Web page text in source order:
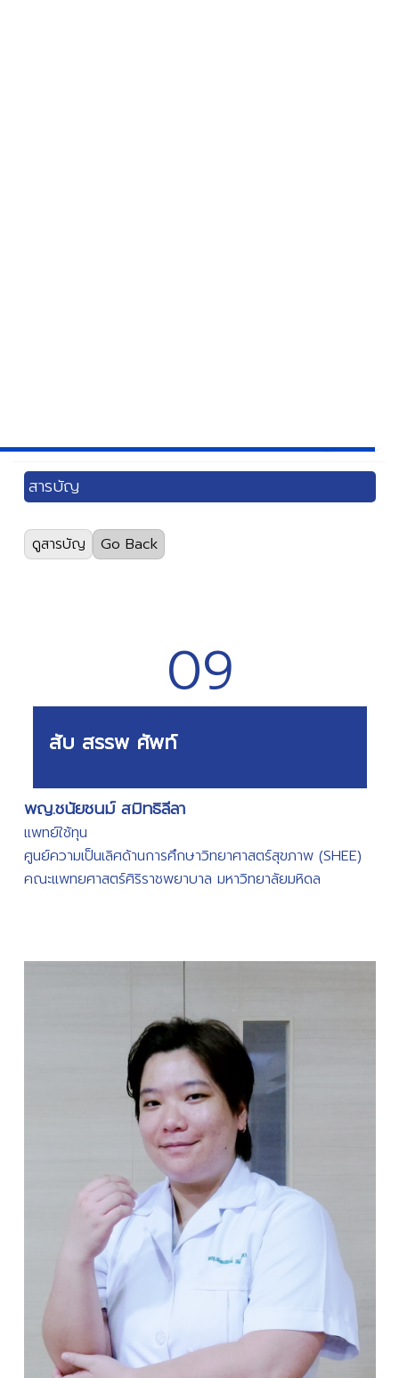
สารบัญ
ดูสารบัญ
Go Back
02) Teaching Health Systems Science and
Systems Thinking for Complex Problem-Solving
(805 views)
แพทย์ให้เป็นผู้สร้างการเปลี่ยนแปลง และวิธีการจัดการเรียน
04) Teaching Health Systems Science (HSS) in
Postgraduate Education
05) Assessment of Health Systems Science
Competencies in Medical Schools (522 views)
07) Students’ voice: Students' Perspectives on
08) เชิด - ชู: บทสัมภาษณ์ผู้ได้รับรางวัลทุนเจ้าพระยาพระ
เสด็จสุเรนทราธิบดี ประจำปี 2566 (293 views)
09) สับ สรรพ ศัพท์: ระบบนิเวศของการดูแลสุขภาพ, การ
ดูแลรักษาแบบเน้นคุณค่า, สุขภาพประชากร, และวิธีคิดเชิง
(863 views)
10) Educational movement: Health Systems
Science Education in Thai Health Science
Schools (392 views)
11) SHEE sharing: แพทย์ยุคใหม่กับแนวคิดพลเมืองของ
ระบบสุขภาพ (404 views)
12) SHEE Research - Considering the Belmont
Report in Health Science Education Research
(2): Justice(377 views)
09
สับ สรรพ ศัพท์
พญ.ชนัยชนม์ สมิทธิลีลา
แพทย์ใช้ทุน
ศูนย์ความเป็นเลิศด้านการศึกษาวิทยาศาสตร์สุขภาพ (SHEE)
คณะแพทยศาสตร์ศิริราชพยาบาล มหาวิทยาลัยมหิดล